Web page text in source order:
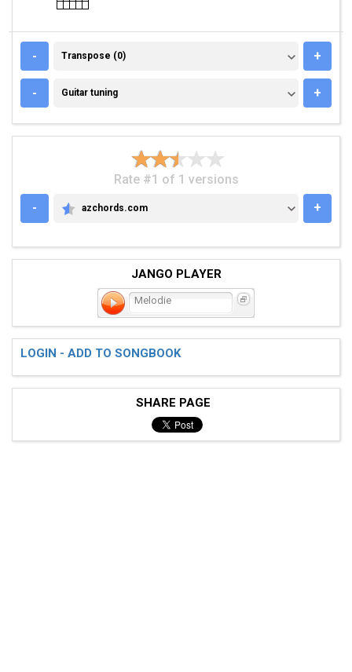
- TRANSPOSE (0)
Transpose (0) +
- GUITAR TUNING
Guitar tuning +
Rate #1 of 1 versions
-
AZCHORDS.COM
azchords.com +
JANGO PLAYER
Melodie
LOGIN - ADD TO SONGBOOK
SHARE PAGE